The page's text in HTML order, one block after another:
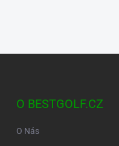
O BESTGOLF.CZ
O Nás